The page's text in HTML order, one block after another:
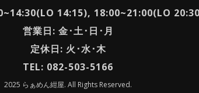
14:15), 18:00~21:00(LO
営業日: 金･土･日･月
定休日: 火･水･木
TEL: 082-503-5166
2025 らぁめん紺屋. All Rights Reserved.